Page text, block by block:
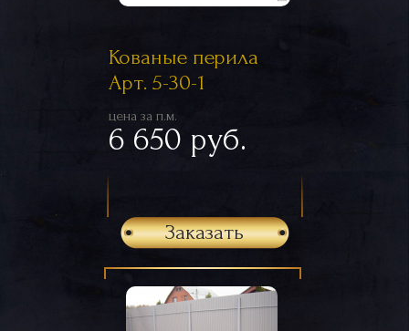
Кованые перила
Арт. 5-30-1
цена за п.м.
6 650 руб.
Заказать